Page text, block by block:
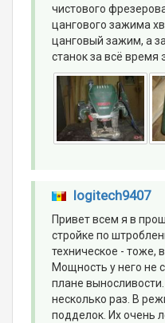
чистового
цангового зажима
цанговый зажим, а
станок за всё
logitech9407
Привет всем я в
стройке по
техническое - тоже,
Мощность у него не
плане
несколько раз. В
подделок. Их очень